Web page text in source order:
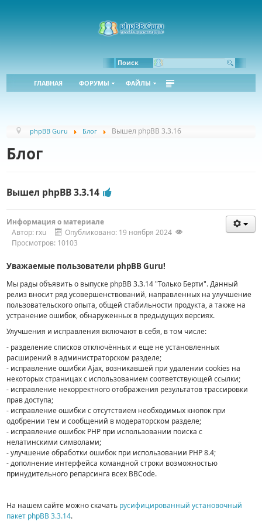
Поиск
ГЛАВНАЯ ФОРУМЫ ФАЙЛЫ
phpBB Guru Блог Вышел phpBB 3.3.16
Блог
Вышел phpBB 3.3.14
Информация о материале
Автор: rxu
Опубликовано: 19 ноября 2024
Просмотров: 10103
Уважаемые пользователи phpBB Guru!
Мы рады объявить о выпуске phpBB 3.3.14 "Только Берти".Данный
релиз вносит ряд усовершенствований, направленных на улучшение
пользовательского опыта, общей стабильности продукта, а также на
устранение ошибок, обнаруженных в предыдущих версиях.
Улучшения и исправления включают в себя, в том числе:
- разделение списков отключённых и еще не установленных
расширений в администраторском разделе;
- исправление ошибки Ajax, возникавшей при удалении cookies на
некоторых страницах с использованием соответствующей ссылки;
- исправление некорректного отображения результатов трассировки
прав доступа;
- исправление ошибки с отсутствием необходимых кнопок при
одобрении тем и сообщений в модераторском разделе;
- исправление ошибок PHP при использовании поиска с
нелатинскими символами;
- улучшение обработки ошибок при использовании PHP 8.4;
- дополнение интерфейса командной строки возможностью
принудительного репарсинга всех BBCode.
На нашем сайте можно скачать русифицированный установочный
пакет phpBB 3.3.14.